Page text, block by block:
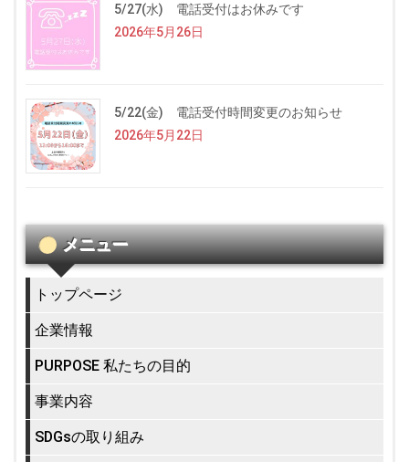
5/27(水) 電話受付はお休みです
2026年5月26日
5/22(金) 電話受付時間変更のお知らせ
2026年5月22日
メニュー
トップページ
企業情報
PURPOSE 私たちの目的
事業内容
SDGsの取り組み